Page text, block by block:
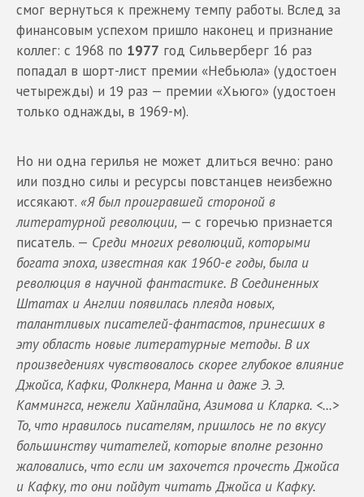
смог вернуться к прежнему темпу работы. Вслед за
финансовым успехом пришло наконец и признание
коллег: с 1968 по 1977 год Сильверберг 16 раз
попадал в шорт-лист премии «Небьюла» (удостоен
четырежды) и 19 раз — премии «Хьюго» (удостоен
только однажды, в 1969-м).
Но ни одна герилья не может длиться вечно: рано
или поздно силы и ресурсы повстанцев неизбежно
иссякают. «Я был проигравшей стороной в
литературной революции, — с горечью признается
писатель. — Среди многих революций, которыми
богата эпоха, известная как 1960-е годы, была и
революция в научной фантастике. В Соединенных
Штатах и Англии появилась плеяда новых,
талантливых писателей-фантастов, принесших в
эту область новые литературные методы. В их
произведениях чувствовалось скорее глубокое влияние
Джойса, Кафки, Фолкнера, Манна и даже Э. Э.
Каммингса, нежели Хайнлайна, Азимова и Кларка. <...>
То, что нравилось писателям, пришлось не по вкусу
большинству читателей, которые вполне резонно
жаловались, что если им захочется прочесть Джойса
и Кафку, то они пойдут читать Джойса и Кафку.